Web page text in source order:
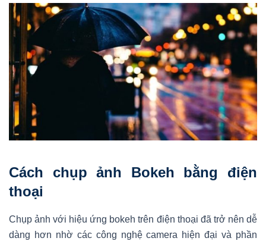
Cách chụp ảnh Bokeh bằng điện
thoại
Chụp ảnh với hiệu ứng bokeh trên điện thoại đã trở nên dễ
dàng hơn nhờ các công nghệ camera hiện đại và phần